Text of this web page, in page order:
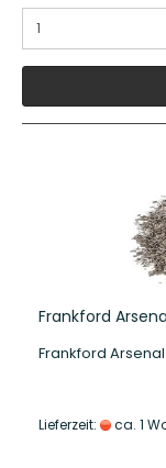
Frankford
Frankford
Lieferzeit: ca. 1